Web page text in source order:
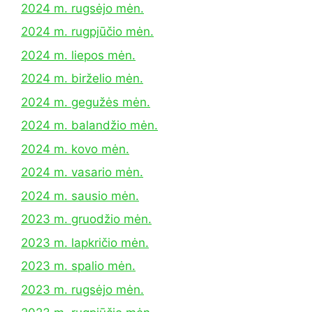
2024 m. rugsėjo mėn.
2024 m. rugpjūčio mėn.
2024 m. liepos mėn.
2024 m. birželio mėn.
2024 m. gegužės mėn.
2024 m. balandžio mėn.
2024 m. kovo mėn.
2024 m. vasario mėn.
2024 m. sausio mėn.
2023 m. gruodžio mėn.
2023 m. lapkričio mėn.
2023 m. spalio mėn.
2023 m. rugsėjo mėn.